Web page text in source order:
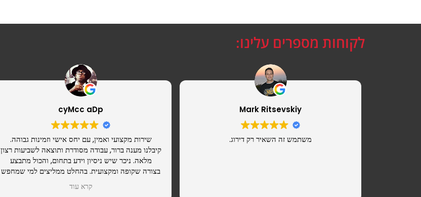
לקוחות מספרים עלינו:
cyMcc aDp
שירות מקצועי ואמין, עם יחס אישי וזמינות גבוהה.
קיבלנו מענה ברור, עבודה מסודרת ותוצאה לשביעות רצון
מלאה. ניכר שיש ניסיון וידע בתחום, והכול מתבצע
בצורה שקופה ומקצועית. בהחלט ממליצים למי שמחפש
קרא עוד
Mark Ritsevskiy
משתמש זה השאיר רק דירוג.